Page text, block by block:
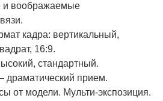
и воображаемые
кадра: вертикальный,
16:9.
стандартный.
драматический прием.
от модели. Мульти-экспозиция.